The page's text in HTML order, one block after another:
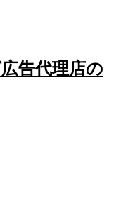
告代理店の